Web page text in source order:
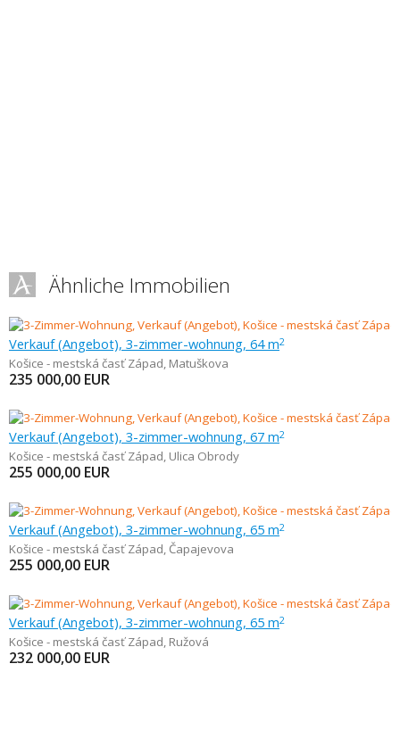
Ähnliche Immobilien
Verkauf (Angebot), 3-zimmer-wohnung, 64 m2
Košice - mestská časť Západ, Matuškova
235 000,00 EUR
Verkauf (Angebot), 3-zimmer-wohnung, 67 m2
Košice - mestská časť Západ, Ulica Obrody
255 000,00 EUR
Verkauf (Angebot), 3-zimmer-wohnung, 65 m2
Košice - mestská časť Západ, Čapajevova
255 000,00 EUR
Verkauf (Angebot), 3-zimmer-wohnung, 65 m2
Košice - mestská časť Západ, Ružová
232 000,00 EUR